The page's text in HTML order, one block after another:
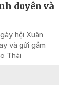
duyên và
hội Xuân,
và gửi gắm
Thái.